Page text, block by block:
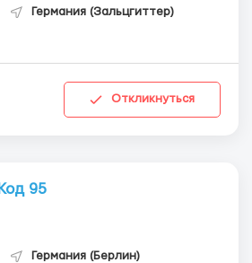
Германия (Зальцгиттер)
Откликнуться
95
Германия (Берлин)